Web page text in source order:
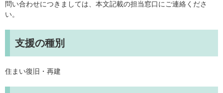
問い合わせにつきましては、本文記載の担当窓口にご連絡くださ
い。
支援の種別
住まい復旧・再建